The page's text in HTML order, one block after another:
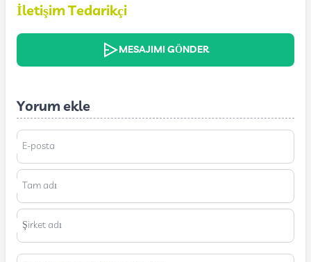
İletişim Tedarikçi
MESAJIMI GÖNDER
Yorum ekle
E-posta
Tam adı
Şirket adı